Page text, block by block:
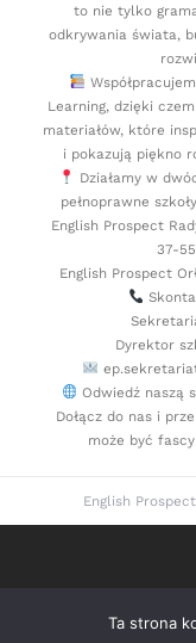
to nie tylko
odkrywania świata,
Learning, dzięki
materiałów, które
i pokazują piękno
Działamy w
pełnoprawne
English Prospect
37-
English Prospect
Dyrektor
Odwiedź naszą
Dołącz do nas i
może być
English Prospect
Ta strona